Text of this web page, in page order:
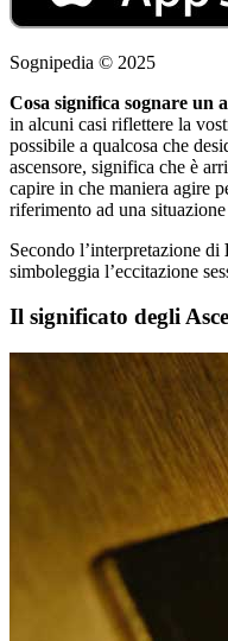
Sognipedia © 2025
Cosa significa sognare un
in alcuni casi riflettere la
possibile a qualcosa che
ascensore, significa che è
capire in che maniera agire
riferimento ad una
Secondo l’interpretazione di
simboleggia l’eccitazione
Il significato degli